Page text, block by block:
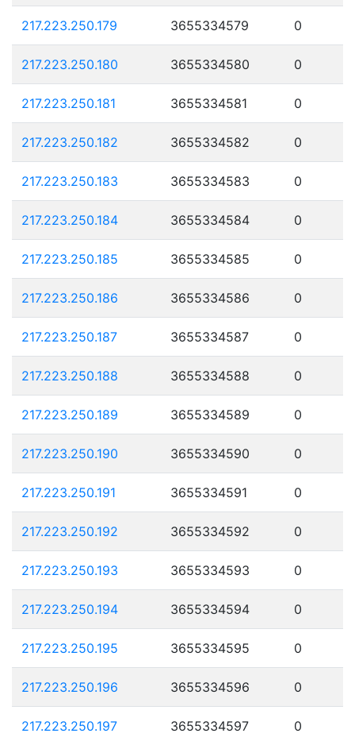
217.223.250.179 3655334579 0
217.223.250.180 3655334580 0
217.223.250.181 3655334581 0
217.223.250.182 3655334582 0
217.223.250.183 3655334583 0
217.223.250.184 3655334584 0
217.223.250.185 3655334585 0
217.223.250.186 3655334586 0
217.223.250.187 3655334587 0
217.223.250.188 3655334588 0
217.223.250.189 3655334589 0
217.223.250.190 3655334590 0
217.223.250.191 3655334591 0
217.223.250.192 3655334592 0
217.223.250.193 3655334593 0
217.223.250.194 3655334594 0
217.223.250.195 3655334595 0
217.223.250.196 3655334596 0
217.223.250.197 3655334597 0